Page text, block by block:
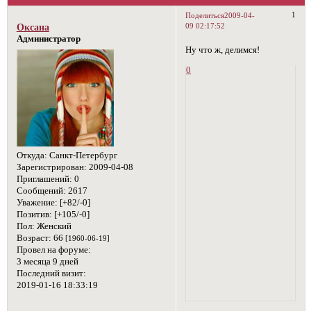
Поделиться 1
2009-04-
09 02:17:52
Оксана
Администратор
Откуда: Санкт-Петербург
Зарегистрирован: 2009-04-08
Приглашений: 0
Сообщений: 2617
Уважение: [+82/-0]
Позитив: [+105/-0]
Пол: Женский
Возраст: 66 [1960-06-19]
Провел на форуме:
3 месяца 9 дней
Последний визит:
2019-01-16 18:33:19
Ну что ж, делимся!
0